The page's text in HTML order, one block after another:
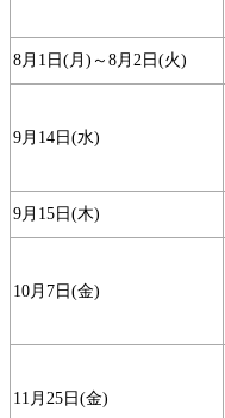
8月1日(月)～8月2日(火)
9月14日(水)
9月15日(木)
10月7日(金)
11月25日(金)